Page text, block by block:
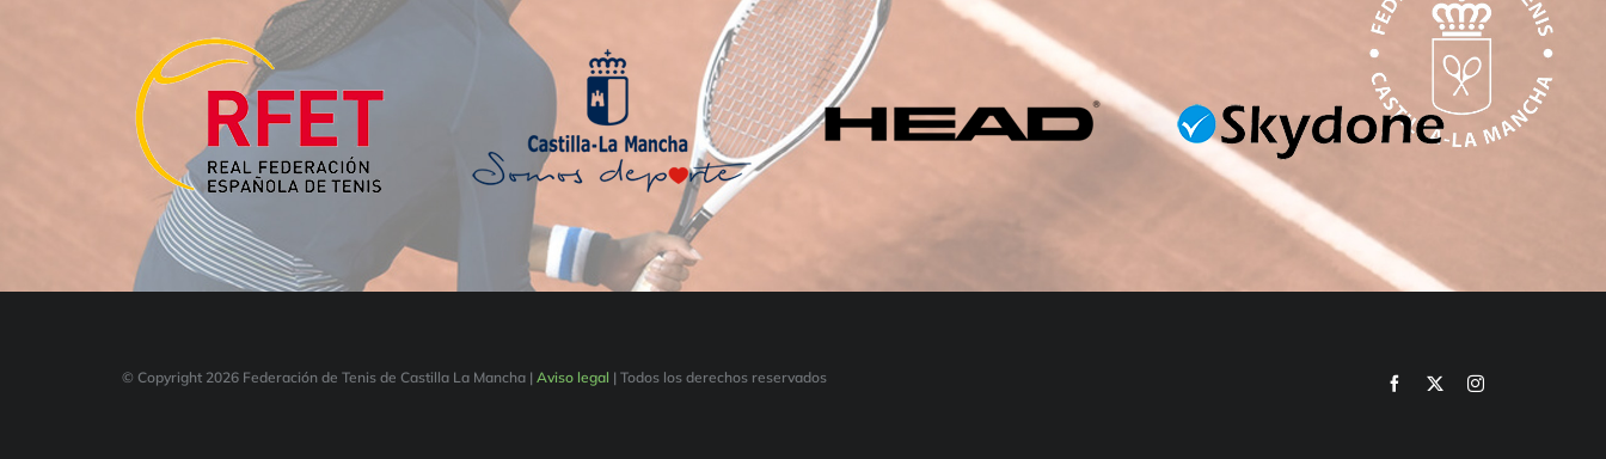
© Copyright 2026 Federación de Tenis de Castilla La Mancha | Aviso legal | Todos los derechos reservados Facebook Instagram